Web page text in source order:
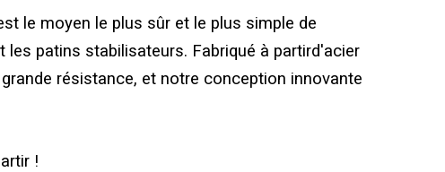
le moyen le plus sûr et le plus simple de
patins stabilisateurs. Fabriqué à partird'acier
résistance, et notre conception innovante
!